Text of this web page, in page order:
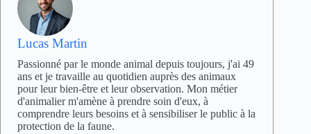
Lucas Martin
Passionné par le monde animal depuis toujours, j'ai 49
ans et je travaille au quotidien auprès des animaux
pour leur bien-être et leur observation. Mon métier
d'animalier m'amène à prendre soin d'eux, à
comprendre leurs besoins et à sensibiliser le public à la
protection de la faune.